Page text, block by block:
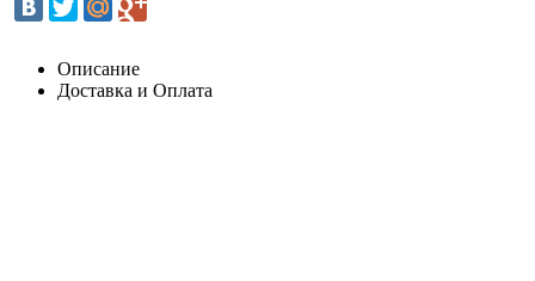
Описание
Доставка и Оплата